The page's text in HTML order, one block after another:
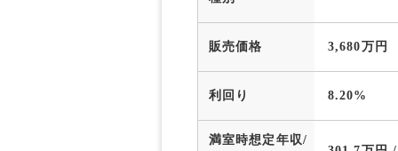
販売価格 3,680万円
利回り 8.20%
満室時想定年収/